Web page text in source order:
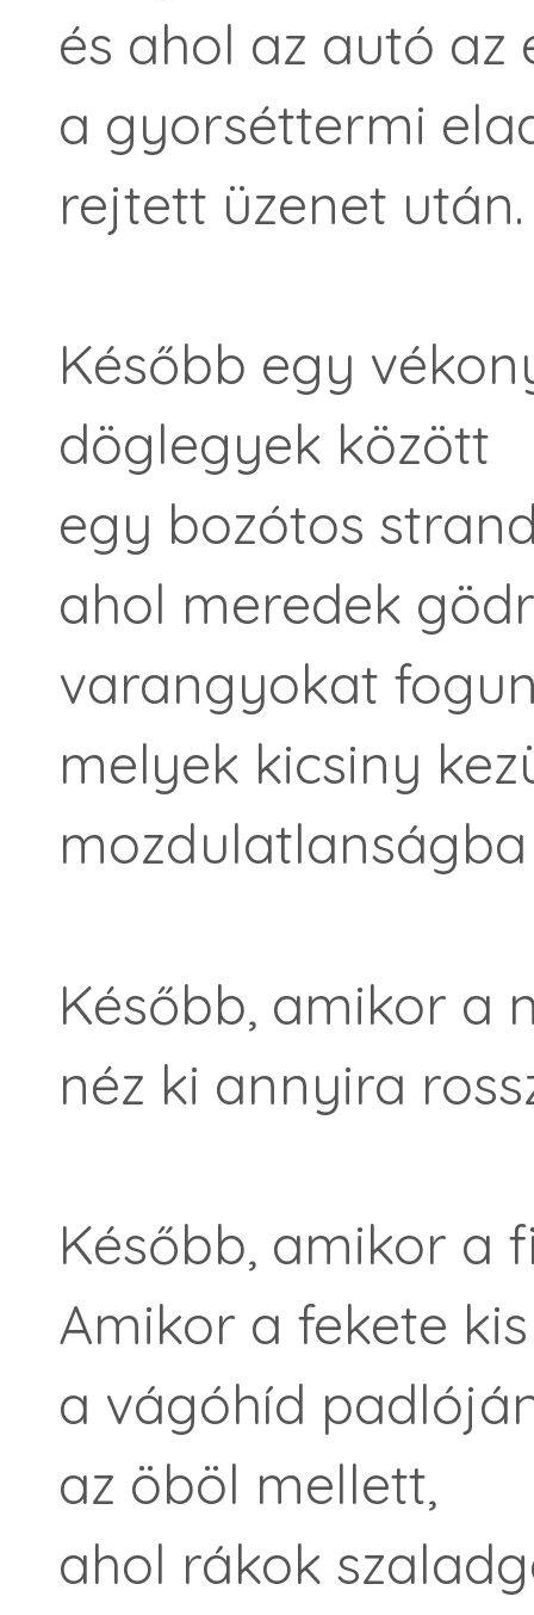
és ahol az autó
a gyorséttermi
rejtett üzenet
Később egy
döglegyek között
egy bozótos
ahol meredek
varangyokat
melyek kicsiny
Később, amikor a
néz ki annyira
Később, amikor a
Amikor a fekete
a vágóhíd
az öböl mellett,
ahol rákok